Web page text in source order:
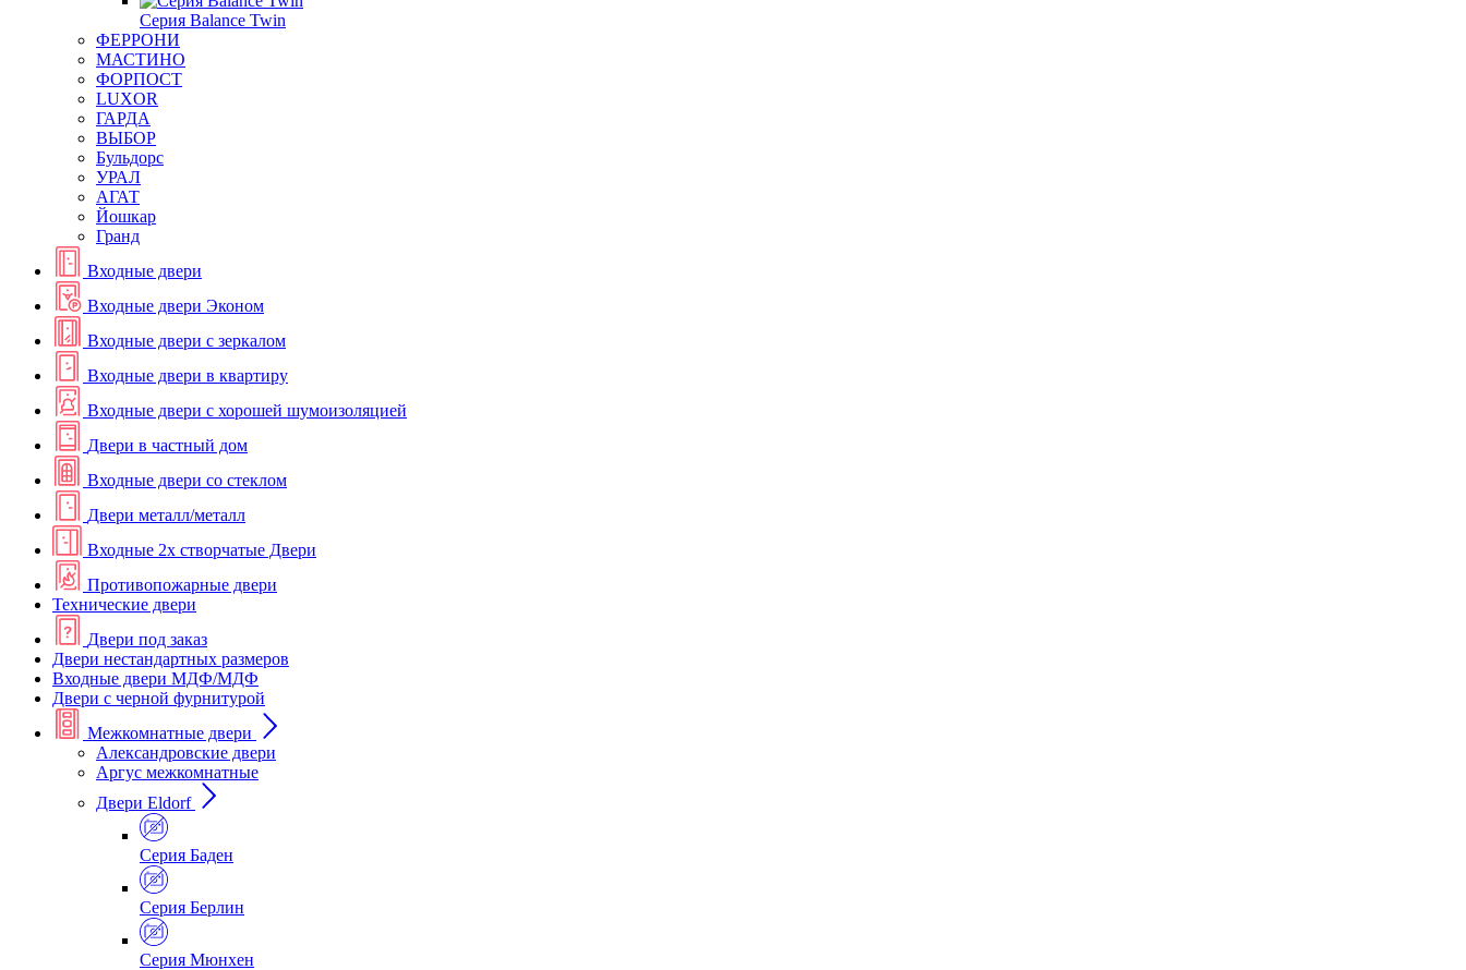
Серия Balance Twin
ФЕРРОНИ
МАСТИНО
ФОРПОСТ
LUXOR
ГАРДА
ВЫБОР
Бульдорс
УРАЛ
АГАТ
Йошкар
Гранд
Входные двери
Входные двери Эконом
Входные двери с зеркалом
Входные двери в квартиру
Входные двери с хорошей шумоизоляцией
Двери в частный дом
Входные двери со стеклом
Двери металл/металл
Входные 2х створчатые Двери
Противопожарные двери
Технические двери
Двери под заказ
Двери нестандартных размеров
Входные двери МДФ/МДФ
Двери с черной фурнитурой
Межкомнатные двери
Александровские двери
Аргус межкомнатные
Двери Eldorf
Серия Баден
Серия Берлин
Серия Мюнхен